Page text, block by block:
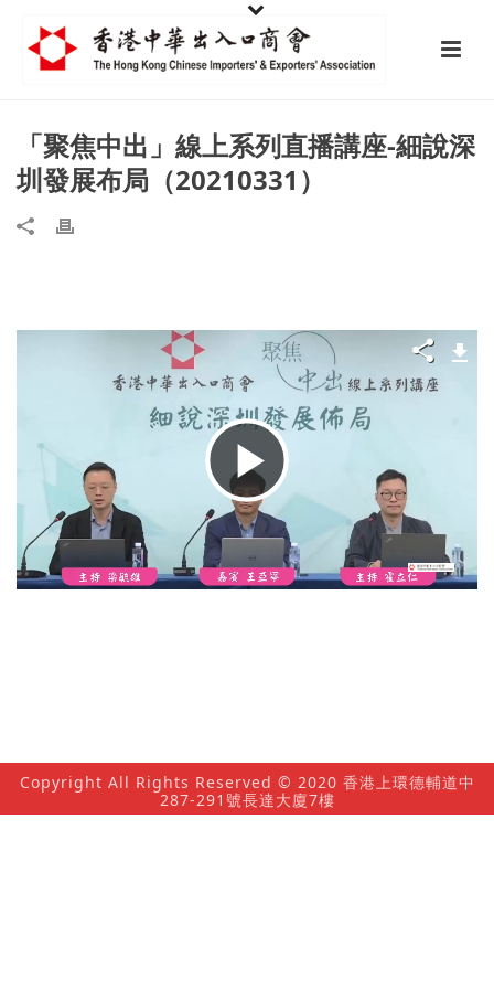
「聚焦中出」線上系列直播講座-細說深
圳發展布局（20210331）
播
放
Copyright All Rights Reserved © 2020 香港上環德輔道中
287-291號長達大廈7樓